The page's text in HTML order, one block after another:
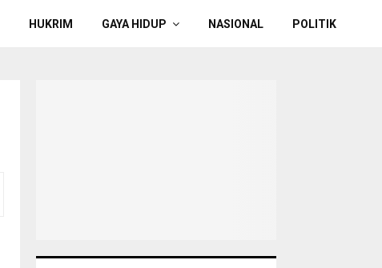
HUKRIM GAYA HIDUP NASIONAL POLITIK